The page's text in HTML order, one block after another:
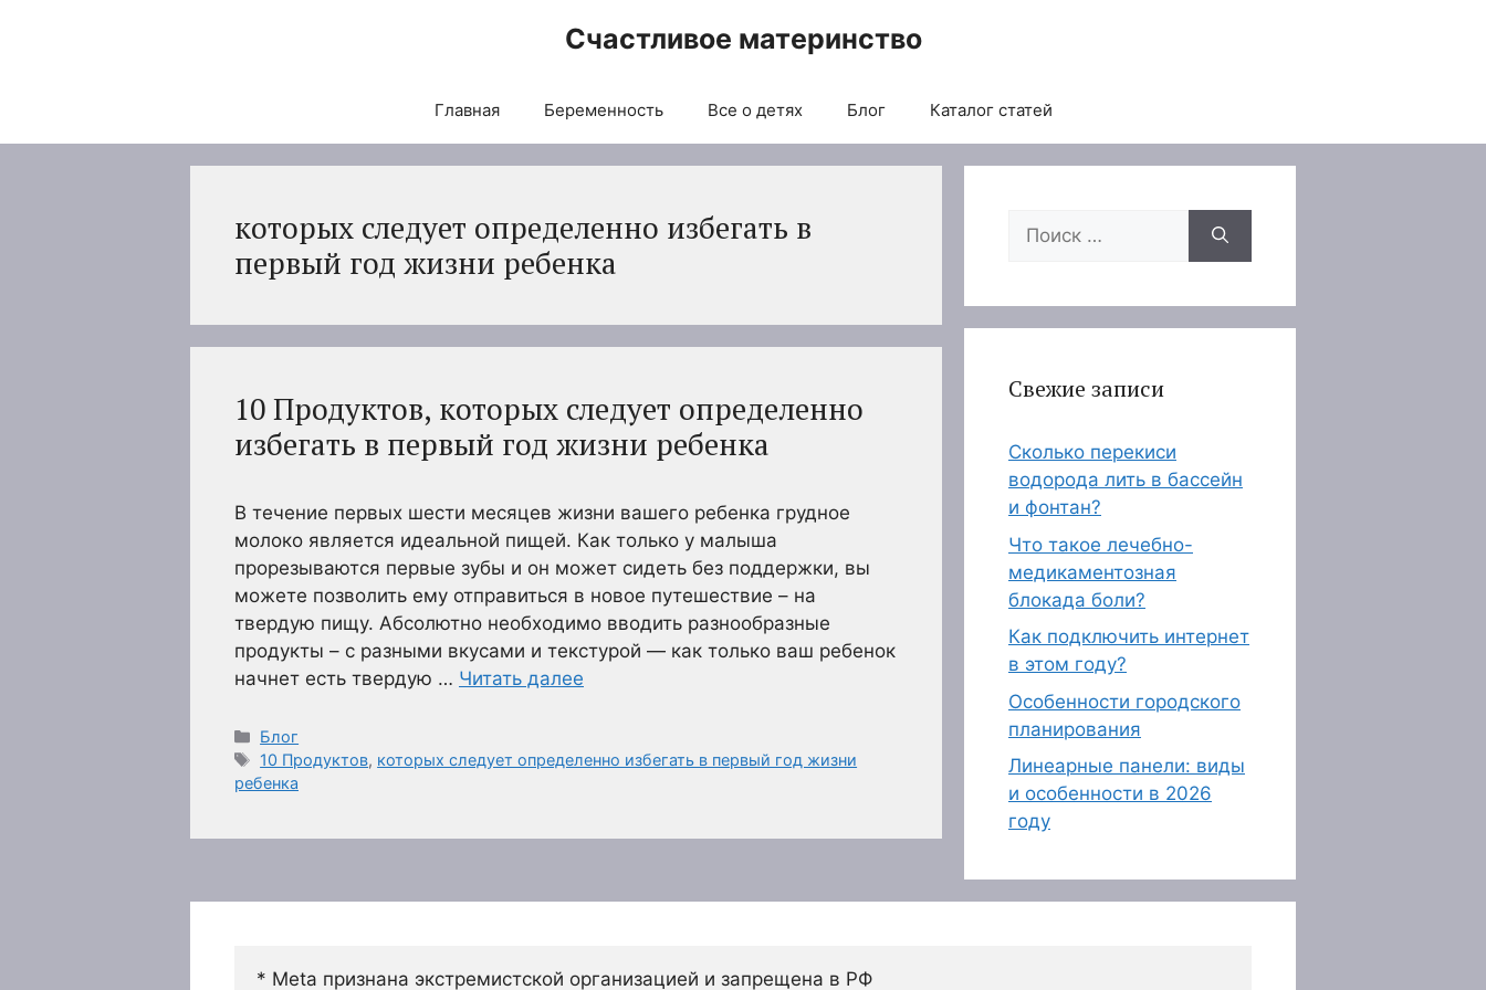
Счастливое материнство
Главная Беременность Все о детях Блог Каталог статей
которых следует определенно избегать в
первый год жизни ребенка
10 Продуктов, которых следует определенно
избегать в первый год жизни ребенка
В течение первых шести месяцев жизни вашего ребенка грудное
молоко является идеальной пищей. Как только у малыша
прорезываются первые зубы и он может сидеть без поддержки, вы
можете позволить ему отправиться в новое путешествие – на
твердую пищу. Абсолютно необходимо вводить разнообразные
продукты – с разными вкусами и текстурой — как только ваш ребенок
начнет есть твердую … Читать далее
Рубрики
Блог
Метки
10 Продуктов, которых следует определенно избегать в первый год жизни
ребенка
Поиск:
Свежие записи
Сколько перекиси
водорода лить в бассейн
и фонтан?
Что такое лечебно-
медикаментозная
блокада боли?
Как подключить интернет
в этом году?
Особенности городского
планирования
Линеарные панели: виды
и особенности в 2026
году
* Meta признана экстремистской организацией и запрещена в РФ